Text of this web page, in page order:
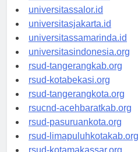
universitaswalesi.id
universitassalor.id
universitasjakarta.id
universitassamarinda.id
universitasindonesia.org
rsud-tangerangkab.org
rsud-kotabekasi.org
rsud-tangerangkota.org
rsucnd-acehbaratkab.org
rsud-pasuruankota.org
rsud-limapuluhkotakab.org